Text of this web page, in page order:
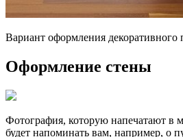
Вариант оформления декоративного
Оформление стены
Фотография, которую напечатают в
будет напоминать вам, например, о